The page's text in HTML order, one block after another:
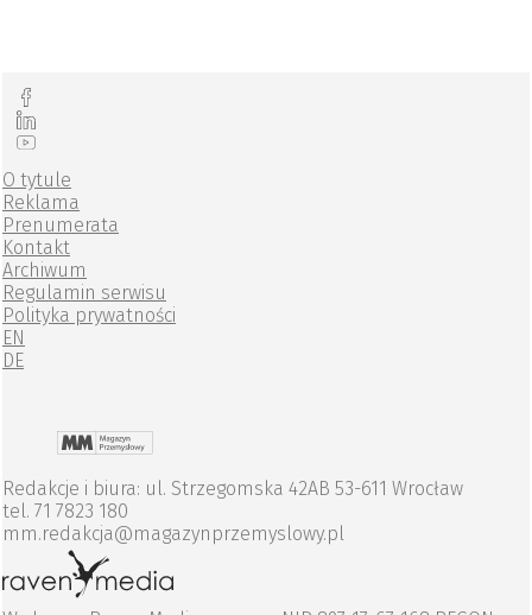
O tytule
Reklama
Prenumerata
Kontakt
Archiwum
Regulamin serwisu
Polityka prywatności
EN
DE
Redakcje i biura: ul. Strzegomska 42AB 53-611 Wrocław
tel. 71 7823 180
mm.redakcja@magazynprzemyslowy.pl